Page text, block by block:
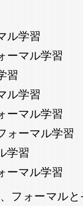
学習
ーマル学習
習
ル学習
ーマル学習
ーマル学習
学習
マル学習
フォーマル